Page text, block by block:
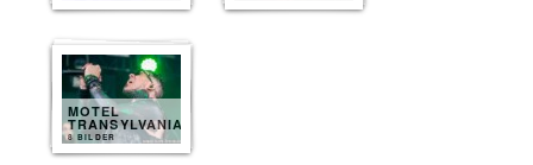
MOTEL
TRANSYLVANIA
8 BILDER